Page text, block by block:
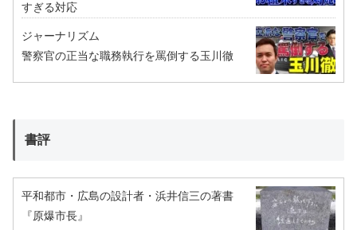
すぎる対応
ジャーナリズム
警察官の正当な職務執行を罵倒する玉川徹
書評
平和都市・広島の設計者・浜井信三の著書
『原爆市長』